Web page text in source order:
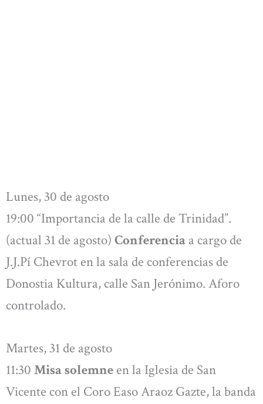
Lunes, 30 de agosto
19:00 “Importancia de la calle de Trinidad”.
(actual 31 de agosto) Conferencia a cargo de
J.J.Pí Chevrot en la sala de conferencias de
Donostia Kultura, calle San Jerónimo. Aforo
controlado.
Martes, 31 de agosto
11:30 Misa solemne en la Iglesia de San
Vicente con el Coro Easo Araoz Gazte, la banda